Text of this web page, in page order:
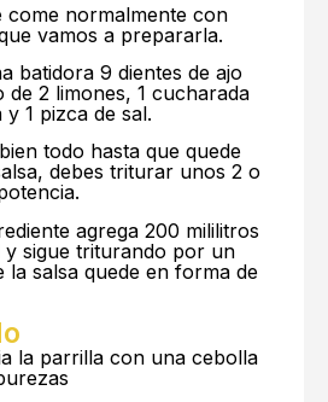
come normalmente con
vamos a prepararla.
batidora 9 dientes de ajo
de 2 limones, 1 cucharada
1 pizca de sal.
todo hasta que quede
debes triturar unos 2 o
agrega 200 mililitros
y sigue triturando por un
la salsa quede en forma de
la parrilla con una cebolla